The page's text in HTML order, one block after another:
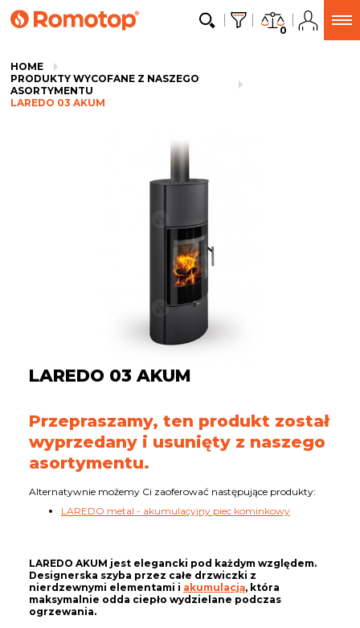
0
HOME
PRODUKTY WYCOFANE Z NASZEGO
ASORTYMENTU
LAREDO 03 AKUM
LAREDO 03 AKUM
Przepraszamy, ten produkt został
wyprzedany i usunięty z naszego
asortymentu.
Alternatywnie możemy Ci zaoferować następujące produkty:
LAREDO metal - akumulacyjny piec kominkowy
LAREDO AKUM jest elegancki pod każdym względem.
Designerska szyba przez całe drzwiczki z
nierdzewnymi elementami i akumulacją, która
maksymalnie odda ciepło wydzielane podczas
ogrzewania.